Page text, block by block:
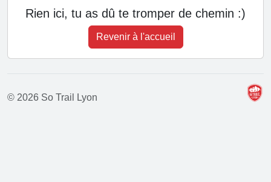
Rien ici, tu as dû te tromper de chemin :)
Revenir à l'accueil
© 2026 So Trail Lyon